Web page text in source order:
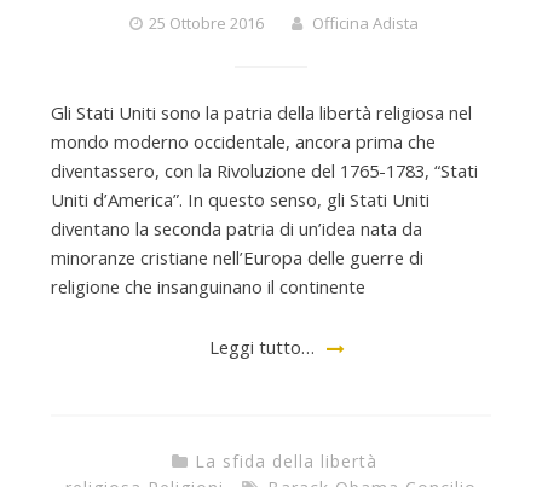
25 Ottobre 2016 Officina Adista
Gli Stati Uniti sono la patria della libertà religiosa nel
mondo moderno occidentale, ancora prima che
diventassero, con la Rivoluzione del 1765-1783, “Stati
Uniti d’America”. In questo senso, gli Stati Uniti
diventano la seconda patria di un’idea nata da
minoranze cristiane nell’Europa delle guerre di
religione che insanguinano il continente
Leggi tutto…
La sfida della libertà